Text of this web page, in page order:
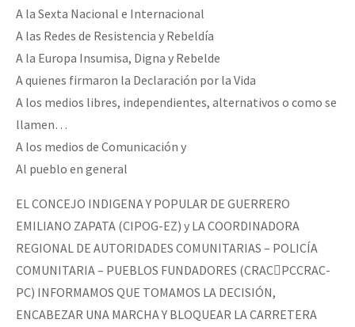
A la Sexta Nacional e Internacional
A las Redes de Resistencia y Rebeldía
A la Europa Insumisa, Digna y Rebelde
A quienes firmaron la Declaración por la Vida
A los medios libres, independientes, alternativos o como se
llamen…
A los medios de Comunicación y
Al pueblo en general
EL CONCEJO INDIGENA Y POPULAR DE GUERRERO
EMILIANO ZAPATA (CIPOG-EZ) y LA COORDINADORA
REGIONAL DE AUTORIDADES COMUNITARIAS – POLICÍA
COMUNITARIA – PUEBLOS FUNDADORES (CRAC￾PCCRAC-
PC) INFORMAMOS QUE TOMAMOS LA DECISIÓN,
ENCABEZAR UNA MARCHA Y BLOQUEAR LA CARRETERA